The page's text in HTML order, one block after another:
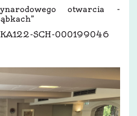
otwarcia -
SCH-000199046